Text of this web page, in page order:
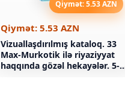
Qiymət: 5.53 AZN
Qiymət: 5.53 AZN
Vizuallaşdırılmış kataloq. 33
Max-Murkotik ilə riyaziyyat
haqqında gözəl hekayələr. 5-6